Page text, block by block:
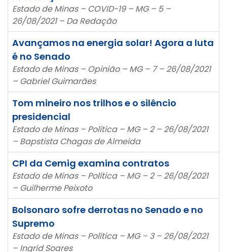
Estado de Minas – COVID-19 – MG – 5 –
26/08/2021 – Da Redação
Avançamos na energia solar! Agora a luta
é no Senado
Estado de Minas – Opinião – MG – 7 – 26/08/2021
– Gabriel Guimarães
Tom mineiro nos trilhos e o silêncio
presidencial
Estado de Minas – Política – MG – 2 – 26/08/2021
– Bapstista Chagas de Almeida
CPI da Cemig examina contratos
Estado de Minas – Política – MG – 2 – 26/08/2021
– Guilherme Peixoto
Bolsonaro sofre derrotas no Senado e no
Supremo
Estado de Minas – Política – MG – 3 – 26/08/2021
– Ingrid Soares